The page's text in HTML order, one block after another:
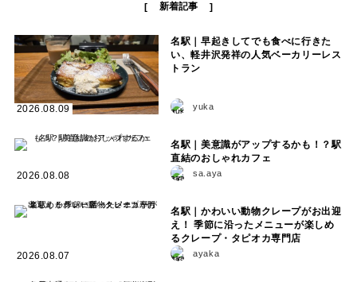
新着記事
2026.08.09
名駅｜早起きしてでも食べに行きた
い、軽井沢発祥の人気ベーカリーレス
トラン
yuka
2026.08.08
名駅｜美意識がアップするかも！？駅
直結のおしゃれカフェ
sa.aya
2026.08.07
名駅｜かわいい動物クレープがお出迎
え！ 季節に沿ったメニューが楽しめ
るクレープ・タピオカ専門店
ayaka